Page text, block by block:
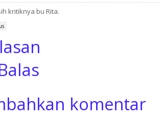
kritiknya bu Rita.
komentar